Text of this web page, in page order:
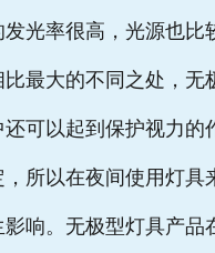
发光率很高，光源也比
最大的不同之处，无
可以起到保护视力的
所以在夜间使用灯具
响。无极型灯具产品